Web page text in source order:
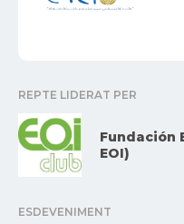
REPTE LIDERAT PER
Fundación
EOI)
ESDEVENIMENT